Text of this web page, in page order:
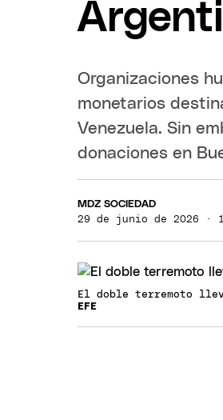
Organizaciones
monetarios
Venezuela. Sin
donaciones en
MDZ SOCIEDAD
29 de junio de 2026 ·
El doble terremoto
EFE